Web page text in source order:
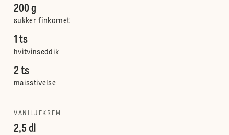
200 g
sukker finkornet
1 ts
hvitvinseddik
2 ts
maisstivelse
VANILJEKREM
2,5 dl